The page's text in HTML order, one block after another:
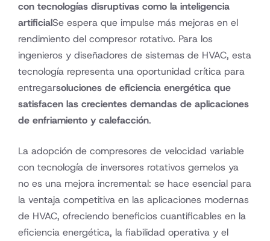
con tecnologías disruptivas como la inteligencia
artificialSe espera que impulse más mejoras en el
rendimiento del compresor rotativo. Para los
ingenieros y diseñadores de sistemas de HVAC, esta
tecnología representa una oportunidad crítica para
entregarsoluciones de eficiencia energética que
satisfacen las crecientes demandas de aplicaciones
de enfriamiento y calefacción.
La adopción de compresores de velocidad variable
con tecnología de inversores rotativos gemelos ya
no es una mejora incremental: se hace esencial para
la ventaja competitiva en las aplicaciones modernas
de HVAC, ofreciendo beneficios cuantificables en la
eficiencia energética, la fiabilidad operativa y el